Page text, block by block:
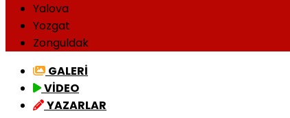
Yalova
Yozgat
Zonguldak
GALERİ
VİDEO
YAZARLAR